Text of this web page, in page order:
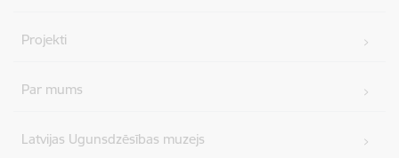
Projekti
Par mums
Latvijas Ugunsdzēsības muzejs